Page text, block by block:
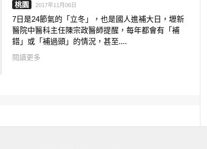
桃園 2017年11月06日
7日是24節氣的「立冬」，也是國人進補大日，壢新
醫院中醫科主任陳宗政醫師提醒，每年都會有「補
錯」或「補過頭」的情況，甚至....
閱讀更多